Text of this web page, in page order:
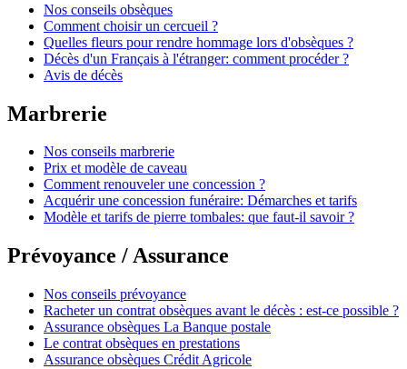
Nos conseils obsèques
Comment choisir un cercueil ?
Quelles fleurs pour rendre hommage lors d'obsèques ?
Décès d'un Français à l'étranger: comment procéder ?
Avis de décès
Marbrerie
Nos conseils marbrerie
Prix et modèle de caveau
Comment renouveler une concession ?
Acquérir une concession funéraire: Démarches et tarifs
Modèle et tarifs de pierre tombales: que faut-il savoir ?
Prévoyance / Assurance
Nos conseils prévoyance
Racheter un contrat obsèques avant le décès : est-ce possible ?
Assurance obsèques La Banque postale
Le contrat obsèques en prestations
Assurance obsèques Crédit Agricole